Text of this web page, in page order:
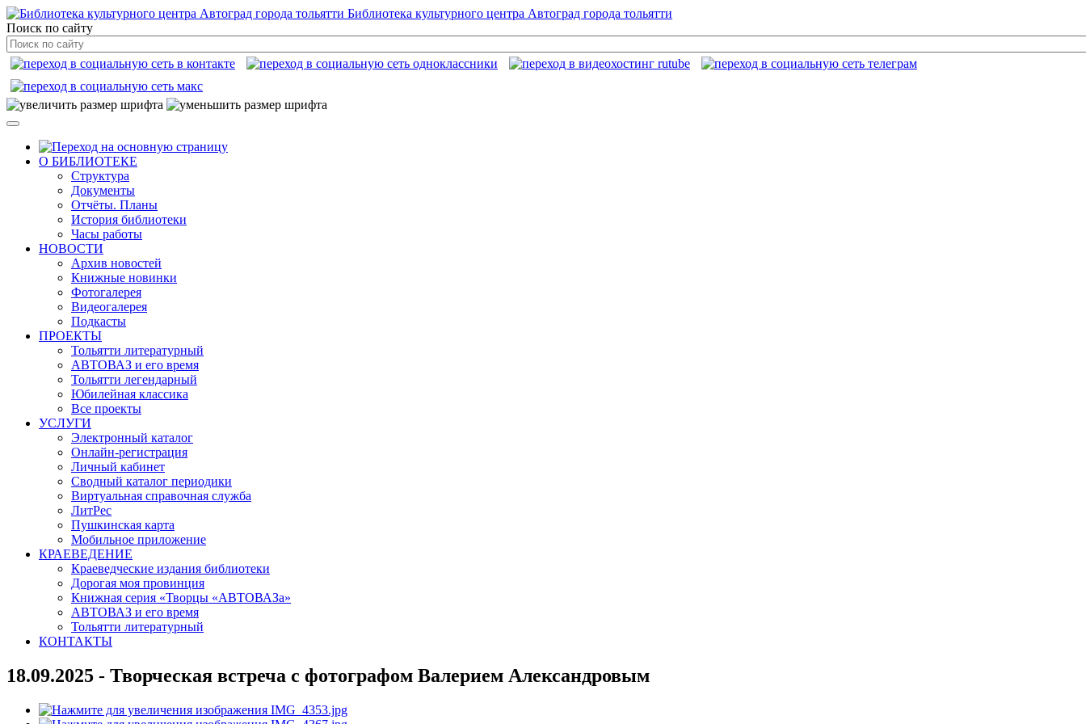
Библиотека культурного центра Автоград города тольятти
Поиск по сайту
О БИБЛИОТЕКЕ
Структура
Документы
Отчёты. Планы
История библиотеки
Часы работы
НОВОСТИ
Архив новостей
Книжные новинки
Фотогалерея
Видеогалерея
Подкасты
ПРОЕКТЫ
Тольятти литературный
АВТОВАЗ и его время
Тольятти легендарный
Юбилейная классика
Все проекты
УСЛУГИ
Электронный каталог
Онлайн-регистрация
Личный кабинет
Сводный каталог периодики
Виртуальная справочная служба
ЛитРес
Пушкинская карта
Мобильное приложение
КРАЕВЕДЕНИЕ
Краеведческие издания библиотеки
Дорогая моя провинция
Книжная серия «Творцы «АВТОВАЗа»
АВТОВАЗ и его время
Тольятти литературный
КОНТАКТЫ
18.09.2025 - Творческая встреча с фотографом Валерием Александровым